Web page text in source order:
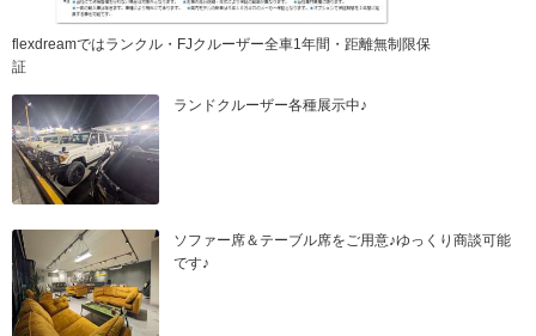
flexdreamではランクル・FJクルーザー全車1年間・距離無制限保
証
ランドクルーザー各種展示中♪
ソファー席＆テーブル席をご用意♪ゆっくり商談可能
です♪